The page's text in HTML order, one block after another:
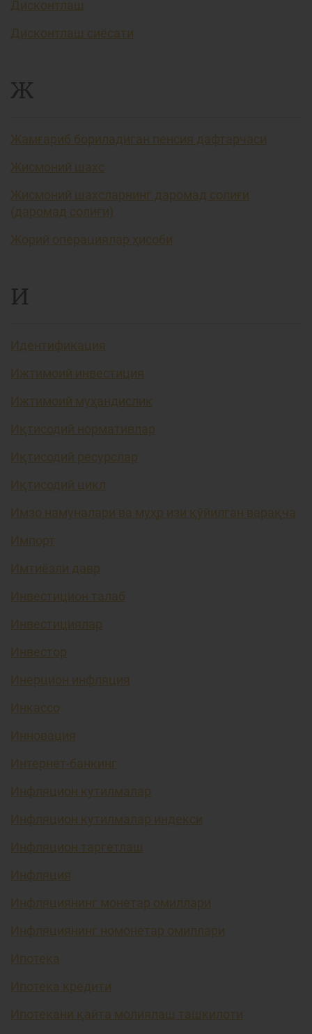
Дисконтлаш
Дисконтлаш сиёсати
Ж
Жамғариб бориладиган пенсия дафтарчаси
Жисмоний шахс
Жисмоний шахсларнинг даромад солиғи
(даромад солиғи)
Жорий операциялар ҳисоби
И
Идентификация
Ижтимоий инвестиция
Ижтимоий муҳандислик
Иқтисодий нормативлар
Иқтисодий ресурслар
Иқтисодий цикл
Имзо намуналари ва муҳр изи қўйилган варақча
Импорт
Имтиёзли давр
Инвестицион талаб
Инвестициялар
Инвестор
Инерцион инфляция
Инкассо
Инновация
Интернет-банкинг
Инфляцион кутилмалар
Инфляцион кутилмалар индекси
Инфляцион таргетлаш
Инфляция
Инфляциянинг монетар омиллари
Инфляциянинг номонетар омиллари
Ипотека
Ипотека кредити
Ипотекани қайта молиялаш ташкилоти